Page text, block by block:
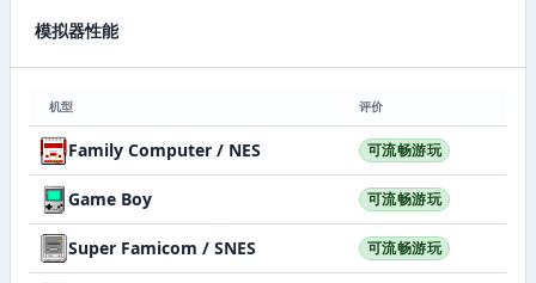
模拟器性能
机型 评价
Family Computer / NES 可流畅游玩
Game Boy 可流畅游玩
Super Famicom / SNES 可流畅游玩